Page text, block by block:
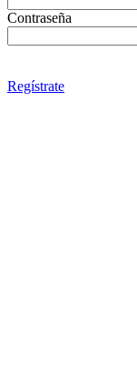
Contraseña
Regístrate